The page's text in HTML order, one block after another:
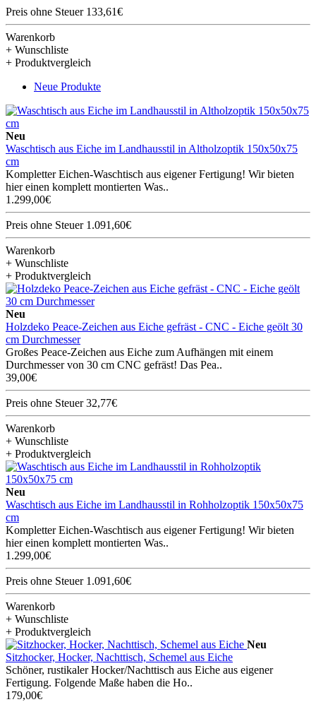
Preis ohne Steuer 133,61€
Warenkorb
+ Wunschliste
+ Produktvergleich
Neue Produkte
Neu
Waschtisch aus Eiche im Landhausstil in Altholzoptik 150x50x75
cm
Kompletter Eichen-Waschtisch aus eigener Fertigung! Wir bieten
hier einen komplett montierten Was..
1.299,00€
Preis ohne Steuer 1.091,60€
Warenkorb
+ Wunschliste
+ Produktvergleich
Neu
Holzdeko Peace-Zeichen aus Eiche gefräst - CNC - Eiche geölt 30
cm Durchmesser
Großes Peace-Zeichen aus Eiche zum Aufhängen mit einem
Durchmesser von 30 cm CNC gefräst! Das Pea..
39,00€
Preis ohne Steuer 32,77€
Warenkorb
+ Wunschliste
+ Produktvergleich
Neu
Waschtisch aus Eiche im Landhausstil in Rohholzoptik 150x50x75
cm
Kompletter Eichen-Waschtisch aus eigener Fertigung! Wir bieten
hier einen komplett montierten Was..
1.299,00€
Preis ohne Steuer 1.091,60€
Warenkorb
+ Wunschliste
+ Produktvergleich
Neu
Sitzhocker, Hocker, Nachttisch, Schemel aus Eiche
Schöner, rustikaler Hocker/Nachttisch aus Eiche aus eigener
Fertigung. Folgende Maße haben die Ho..
179,00€